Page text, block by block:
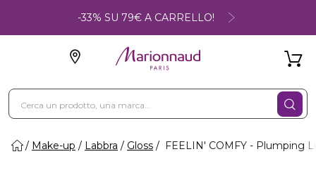
-33% SU 79€ A CARRELLO!
Make-up Labbra Gloss FEELIN' COMFY - Plumping